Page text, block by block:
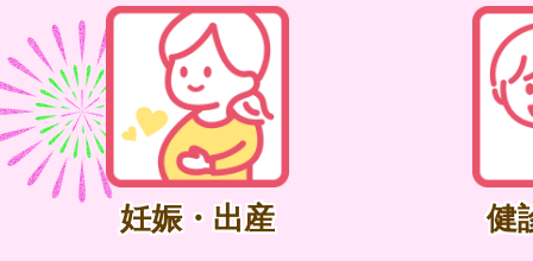
妊娠・出産 健